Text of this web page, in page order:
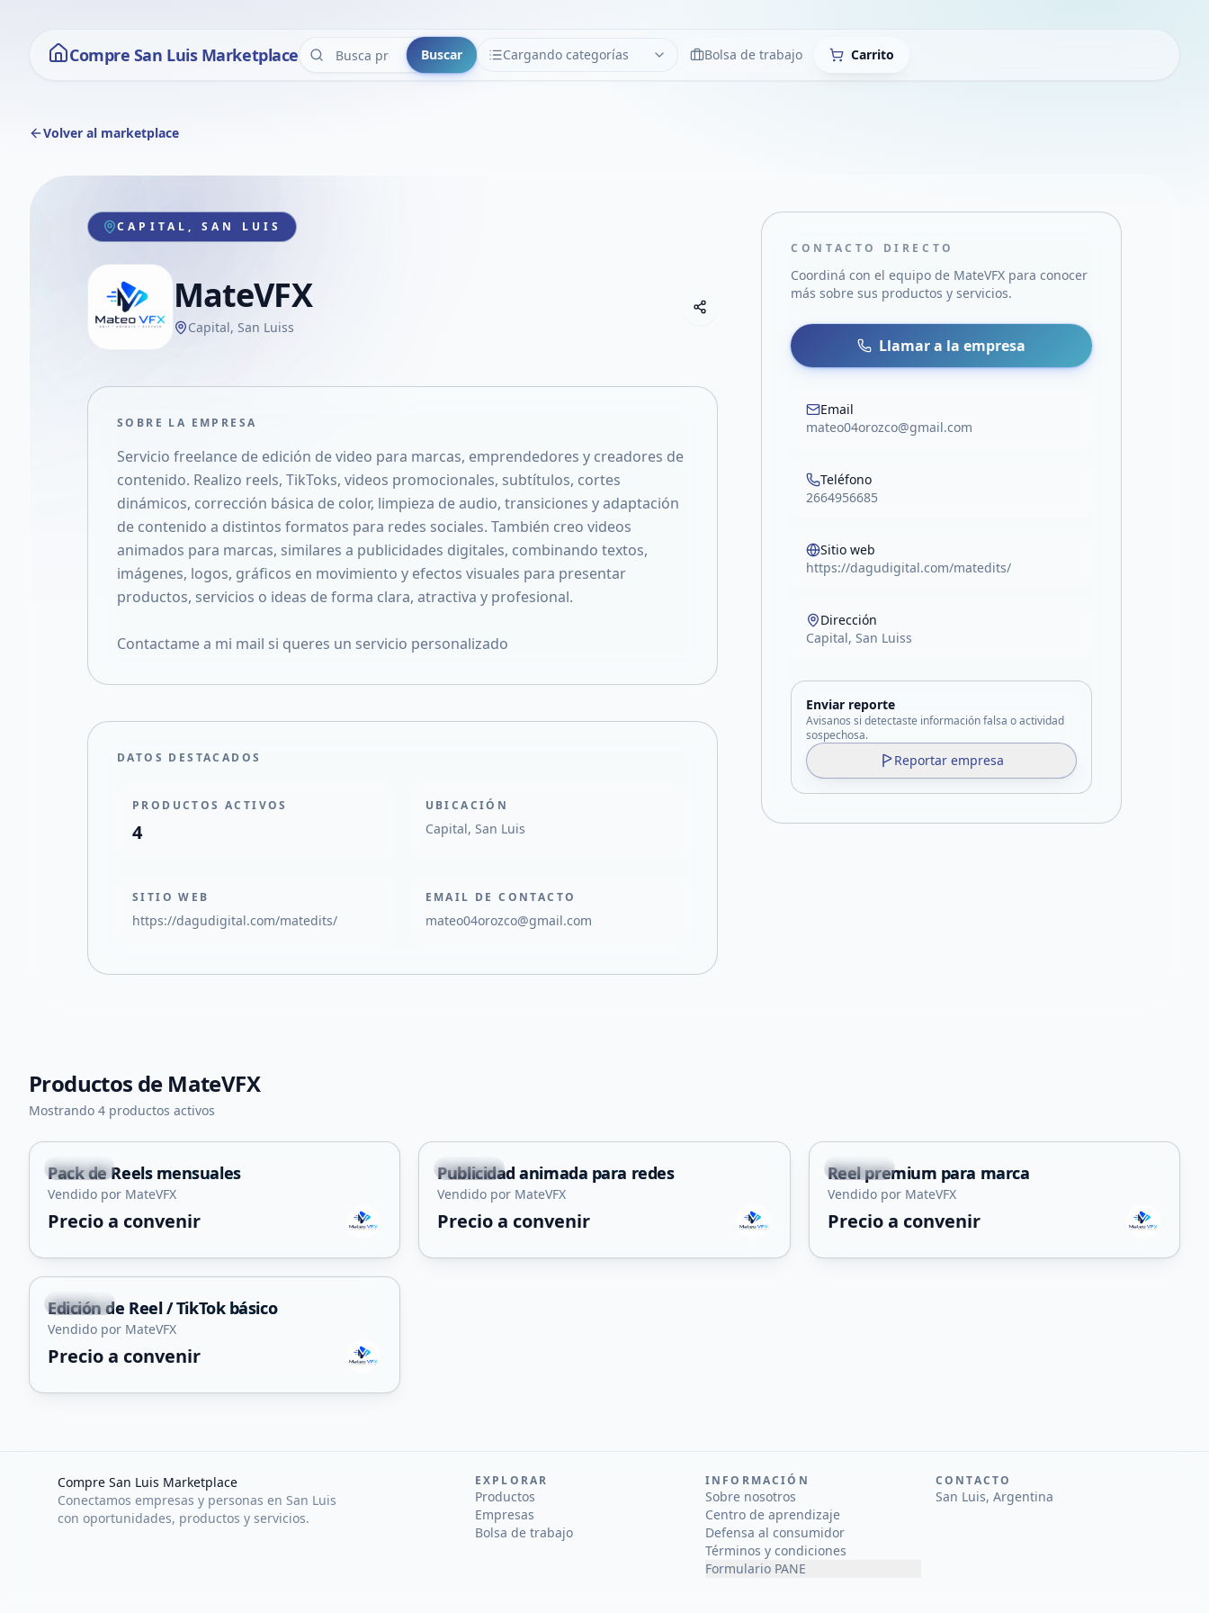
Compre San Luis Marketplace Buscar Cargando categorías
CATEGORÍAS LimpiarBolsa de trabajo Carrito
Volver al marketplace
CAPITAL, SAN LUIS
MateVFX
Capital, San Luiss
Compartir empresa
Compartir por WhatsApp
Compartir por mail
Compartir en Facebook
SOBRE LA EMPRESA
Servicio freelance de edición de video para marcas, emprendedores y creadores de
contenido. Realizo reels, TikToks, videos promocionales, subtítulos, cortes
dinámicos, corrección básica de color, limpieza de audio, transiciones y adaptación
de contenido a distintos formatos para redes sociales. También creo videos
animados para marcas, similares a publicidades digitales, combinando textos,
imágenes, logos, gráficos en movimiento y efectos visuales para presentar
productos, servicios o ideas de forma clara, atractiva y profesional.
Contactame a mi mail si queres un servicio personalizado
DATOS DESTACADOS
PRODUCTOS ACTIVOS
4
UBICACIÓN
Capital, San Luis
SITIO WEB
https://dagudigital.com/matedits/
EMAIL DE CONTACTO
mateo04orozco@gmail.com
CONTACTO DIRECTO
Coordiná con el equipo de MateVFX para conocer
más sobre sus productos y servicios.
Llamar a la empresa
Email
mateo04orozco@gmail.com
Teléfono
2664956685
Sitio web
https://dagudigital.com/matedits/
Dirección
Capital, San Luiss
Enviar reporte
Avisanos si detectaste información falsa o actividad
sospechosa.
Reportar empresa
Productos de MateVFX
Mostrando 4 productos activos
Capital
Servicio
Pack de Reels mensuales
Vendido por MateVFX
Precio a convenir
Capital
Servicio
Publicidad animada para redes
Vendido por MateVFX
Precio a convenir
Capital
Servicio
Reel premium para marca
Vendido por MateVFX
Precio a convenir
Capital
Servicio
Edición de Reel / TikTok básico
Vendido por MateVFX
Precio a convenir
Compre San Luis Marketplace
Conectamos empresas y personas en San Luis
con oportunidades, productos y servicios.
EXPLORAR
Productos
Empresas
Bolsa de trabajo
INFORMACIÓN
Sobre nosotros
Centro de aprendizaje
Defensa al consumidor
Términos y condiciones
Formulario PANE
CONTACTO
San Luis, Argentina